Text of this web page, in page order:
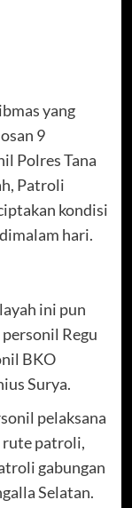
yang
9
Polres Tana
Patroli
kondisi
hari.
ini pun
Regu
BKO
Surya.
pelaksana
rute patroli,
gabungan
Selatan.